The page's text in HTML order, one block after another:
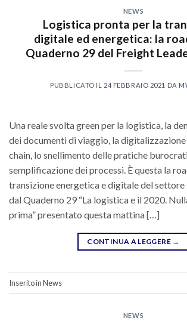
NEWS
Logistica pronta per la
digitale ed energetica: la
Quaderno 29 del Freight
PUBBLICATO IL 24 FEBBRAIO 2021 DA
Una reale svolta green per la logistica, la
dei documenti di viaggio, la
chain, lo snellimento delle pratiche
semplificazione dei processi. È questa la
transizione energetica e digitale del
dal Quaderno 29 “La logistica e il 2020.
prima” presentato questa mattina […]
CONTINUA A LEGGERE →
Inserito inNews
NEWS